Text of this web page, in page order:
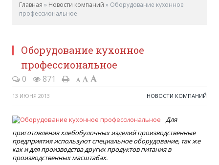
Главная » Новости компаний » Оборудование кухонное
профессиональное
Оборудование кухонное
профессиональное
0 871
13 ИЮНЯ 2013 НОВОСТИ КОМПАНИЙ
Для
приготовления хлебобулочных изделий производственные
предприятия используют специальное оборудование, так же
как и для производства других продуктов питания в
производственных масштабах.